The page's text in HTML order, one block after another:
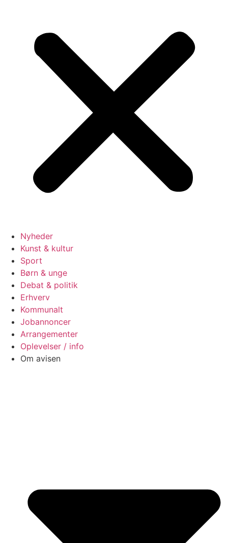
Nyheder
Kunst & kultur
Sport
Børn & unge
Debat & politik
Erhverv
Kommunalt
Jobannoncer
Arrangementer
Oplevelser / info
Om avisen